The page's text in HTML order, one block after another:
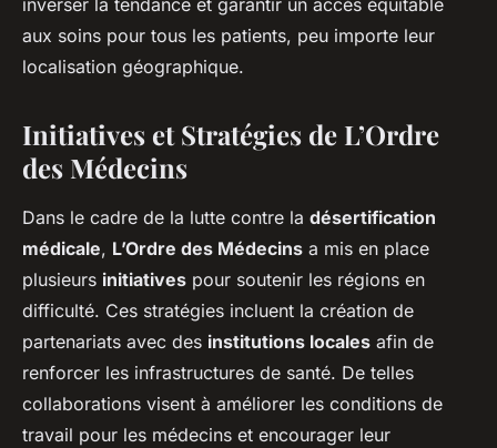
inverser la tendance et garantir un accès équitable
aux soins pour tous les patients, peu importe leur
localisation géographique.
Initiatives et Stratégies de L’Ordre
des Médecins
Dans le cadre de la lutte contre la désertification
médicale, L’Ordre des Médecins a mis en place
plusieurs initiatives pour soutenir les régions en
difficulté. Ces stratégies incluent la création de
partenariats avec des institutions locales afin de
renforcer les infrastructures de santé. De telles
collaborations visent à améliorer les conditions de
travail pour les médecins et encourager leur